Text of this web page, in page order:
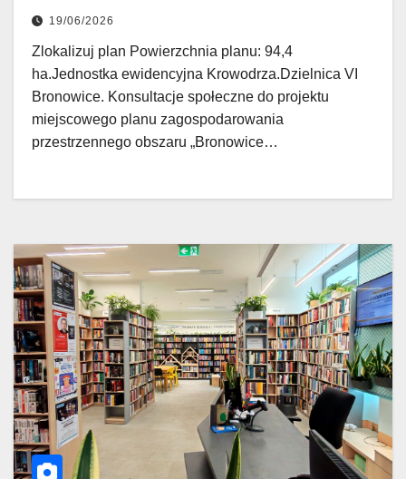
19/06/2026
Zlokalizuj plan Powierzchnia planu: 94,4
ha.Jednostka ewidencyjna Krowodrza.Dzielnica VI
Bronowice. Konsultacje społeczne do projektu
miejscowego planu zagospodarowania
przestrzennego obszaru „Bronowice…